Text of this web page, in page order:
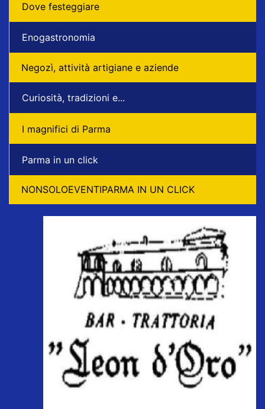
Dove festeggiare
Enogastronomia
Negozì, attività artigiane e aziende
Curiosità, tradizioni e...
I magnifici di Parma
Parma in un click
NONSOLOEVENTIPARMA IN UN CLICK